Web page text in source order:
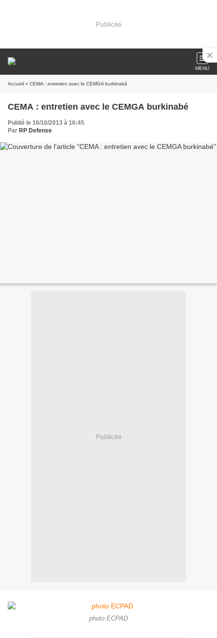
Publicité
MENU
Accueil » CEMA : entretien avec le CEMGA burkinabé
CEMA : entretien avec le CEMGA burkinabé
Publié le 16/10/2013 à 16:45
Par RP Defense
Publicité
photo ECPAD